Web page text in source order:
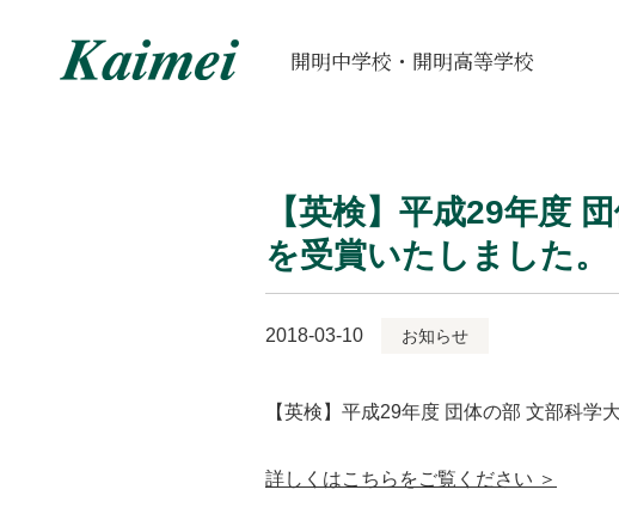
開明中学校・開明高等学校
【英検】平成29年度
を受賞いたしました。
2018-03-10 お知らせ
【英検】平成29年度 団体の部 文部科学
詳しくはこちらをご覧ください ＞